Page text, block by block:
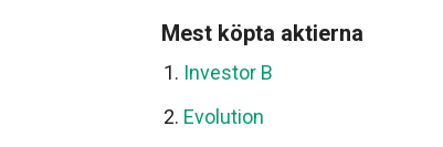
Mest köpta aktierna
Investor B
Evolution